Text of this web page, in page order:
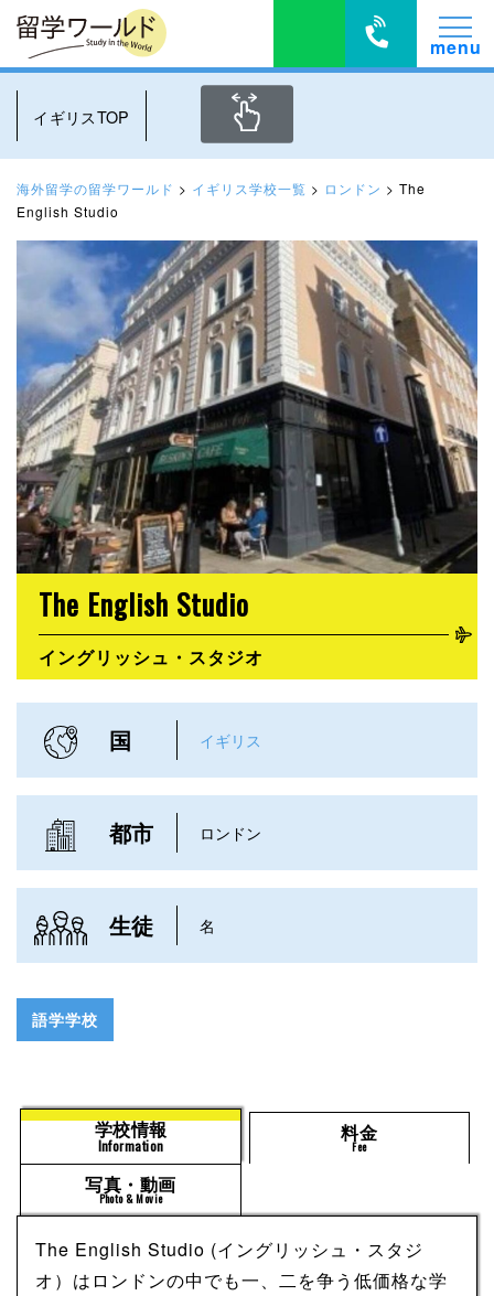
イギリスTOP
海外留学の留学ワールド > イギリス学校一覧 > ロンドン > The
English Studio
The English Studio
イングリッシュ・スタジオ
国 イギリス
都市 ロンドン
生徒 名
語学学校
学校情報
Information
料金
Fee
写真・動画
Photo & Movie
The English Studio (イングリッシュ・スタジ
オ）はロンドンの中でも一、二を争う低価格な学